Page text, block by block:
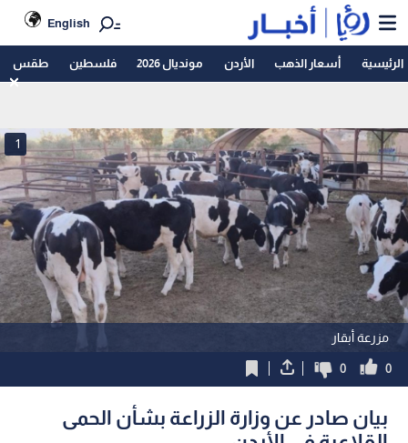
English
الرئيسية أسعار الذهب الأردن مونديال 2026 فلسطين طقس
مزرعة أبقار
1
0
0
بيان صادر عن وزارة الزراعة بشأن الحمى